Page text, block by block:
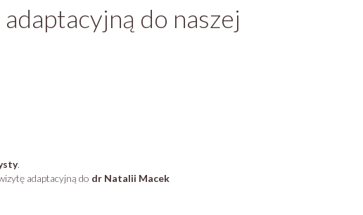
do naszej
.
adaptacyjną do dr Natalii Macek